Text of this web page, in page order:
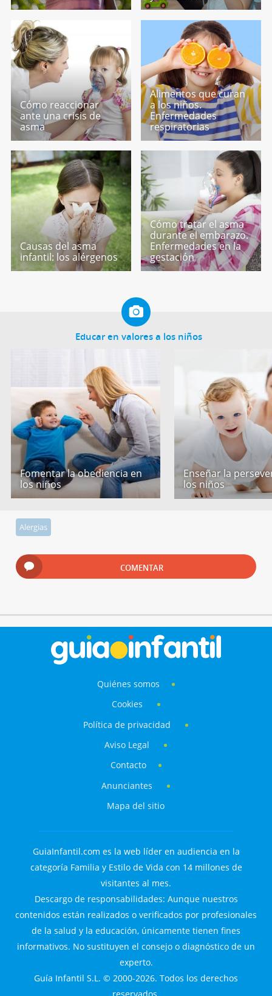
Cómo reaccionar
ante una crisis de
asma
Alimentos que curan
a los niños.
Enfermedades
respiratorias
Causas del asma
infantil: los alérgenos
Cómo tratar el asma
durante el embarazo.
Enfermedades en la
gestación
Educar en valores a los niños
Fomentar la obediencia en
los niños
Enseñar la
los niños
Alergias
COMENTAR
Quiénes somos
Cookies
Política de privacidad
Aviso Legal
Contacto
Anunciantes
Mapa del sitio
GuiaInfantil.com es la web líder en audiencia en la
categoría Familia y Estilo de Vida con 14 millones de
visitantes al mes.
Descargo de responsabilidades: Aunque nuestros
contenidos están realizados o verificados por profesionales
de la salud y la educación, únicamente tienen fines
informativos. No sustituyen el consejo o diagnóstico de un
experto.
Guía Infantil S.L. © 2000-2026. Todos los derechos